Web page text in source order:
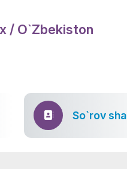
/ O`zbekiston
So`rov